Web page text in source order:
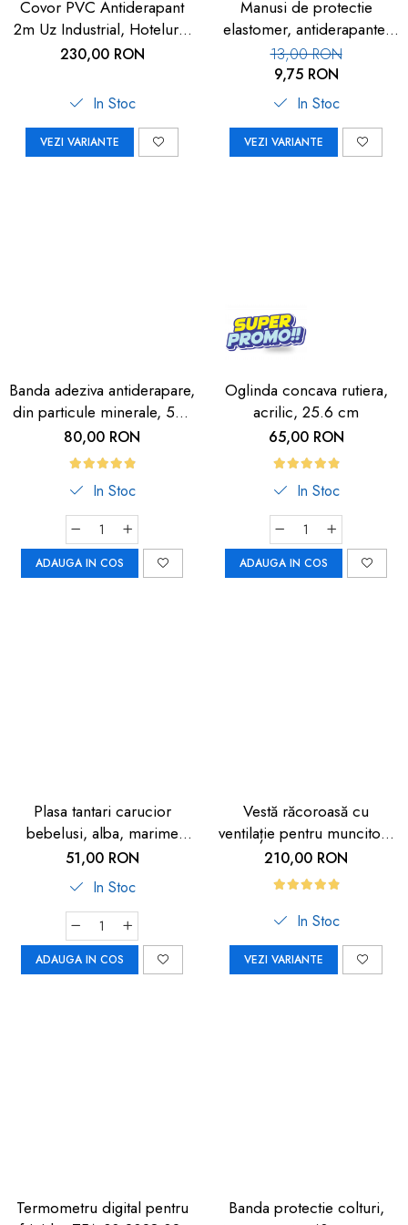
Covor PVC Antiderapant
2m Uz Industrial, Hoteluri |
Carboysafey
230,00 RON
In Stoc
VEZI VARIANTE
Manusi de protectie
elastomer, antiderapante,
set 100 buc
13,00 RON
9,75 RON
In Stoc
VEZI VARIANTE
Banda adeziva antiderapare,
din particule minerale, 5m,
neagra cu dunga
fosforescenta
80,00 RON
In Stoc
ADAUGA IN COS
Oglinda concava rutiera,
acrilic, 25.6 cm
65,00 RON
In Stoc
ADAUGA IN COS
Plasa tantari carucior
bebelusi, alba, marime
universala, Reer BiteSafe
51,00 RON
In Stoc
ADAUGA IN COS
Vestă răcoroasă cu
ventilație pentru muncitori,
sportivi și HORECA
210,00 RON
In Stoc
VEZI VARIANTE
Termometru digital pentru
Banda protectie colturi,